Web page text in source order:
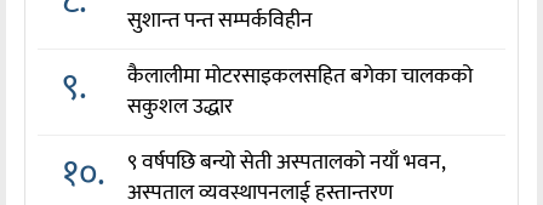
सुशान्त पन्त सम्पर्कविहीन
९.
कैलालीमा मोटरसाइकलसहित बगेका चालकको
सकुशल उद्धार
१०.
९ वर्षपछि बन्यो सेती अस्पतालको नयाँ भवन,
अस्पताल व्यवस्थापनलाई हस्तान्तरण